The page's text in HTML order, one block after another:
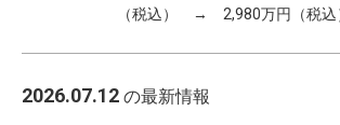
（税込） → 2,980万円（税込
2026.07.12 の最新情報